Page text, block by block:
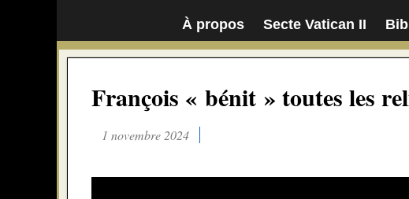
À propos Secte Vatican II
François « bénit » toutes les
1 novembre 2024